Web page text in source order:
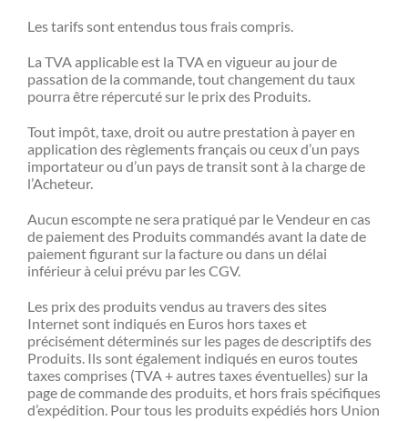
Les tarifs sont entendus tous frais compris.
La TVA applicable est la TVA en vigueur au jour de
passation de la commande, tout changement du taux
pourra être répercuté sur le prix des Produits.
Tout impôt, taxe, droit ou autre prestation à payer en
application des règlements français ou ceux d’un pays
importateur ou d’un pays de transit sont à la charge de
l’Acheteur.
Aucun escompte ne sera pratiqué par le Vendeur en cas
de paiement des Produits commandés avant la date de
paiement figurant sur la facture ou dans un délai
inférieur à celui prévu par les CGV.
Les prix des produits vendus au travers des sites
Internet sont indiqués en Euros hors taxes et
précisément déterminés sur les pages de descriptifs des
Produits. Ils sont également indiqués en euros toutes
taxes comprises (TVA + autres taxes éventuelles) sur la
page de commande des produits, et hors frais spécifiques
d’expédition. Pour tous les produits expédiés hors Union